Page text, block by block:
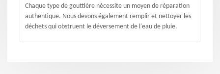
Chaque type de gouttière nécessite un moyen de réparation
authentique. Nous devons également remplir et nettoyer les
déchets qui obstruent le déversement de l'eau de pluie.